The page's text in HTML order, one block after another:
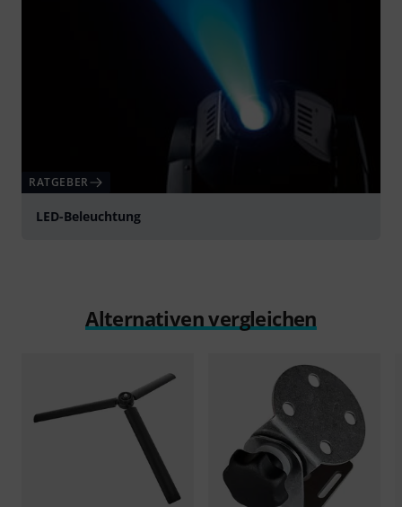
RATGEBER
LED-Beleuchtung
Alternativen vergleichen